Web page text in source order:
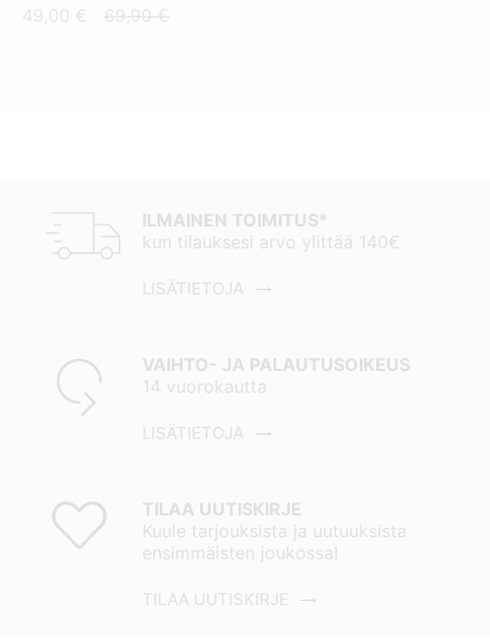
49,00 €
Nykyinen
69,90€Alkuperäinen
ILMAINEN TOIMITUS*
kun tilauksesi arvo ylittää 140€
LISÄTIETOJA
VAIHTO- JA PALAUTUSOIKEUS
14 vuorokautta
LISÄTIETOJA
TILAA UUTISKIRJE
Kuule tarjouksista ja uutuuksista
ensimmäisten joukossa!
TILAA UUTISKIRJE